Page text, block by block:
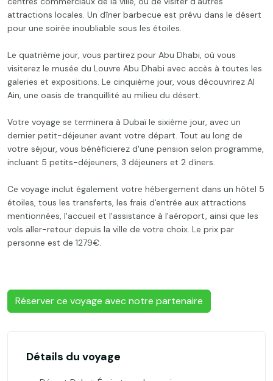
attractions locales. Un dîner barbecue est prévu dans le désert
pour une soirée inoubliable sous les étoiles.
Le quatrième jour, vous partirez pour Abu Dhabi, où vous
visiterez le musée du Louvre Abu Dhabi avec accès à toutes les
galeries et expositions. Le cinquième jour, vous découvrirez Al
Ain, une oasis de tranquillité au milieu du désert.
Votre voyage se terminera à Dubaï le sixième jour, avec un
dernier petit-déjeuner avant votre départ. Tout au long de
votre séjour, vous bénéficierez d'une pension selon programme,
incluant 5 petits-déjeuners, 3 déjeuners et 2 dîners.
Ce voyage inclut également votre hébergement dans un hôtel 5
étoiles, tous les transferts, les frais d'entrée aux attractions
mentionnées, l'accueil et l'assistance à l'aéroport, ainsi que les
vols aller-retour depuis la ville de votre choix. Le prix par
personne est de 1279€.
Réserver ce voyage avec notre partenaire
Détails du voyage